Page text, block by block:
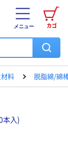
カゴ
メニュー
料 脱脂綿/綿
本入)